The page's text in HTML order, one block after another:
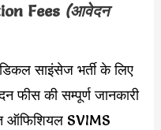
Fees (आवेदन
साइंसेज भर्ती के लिए
फीस की सम्पूर्ण जानकारी
ऑफिशियल SVIMS